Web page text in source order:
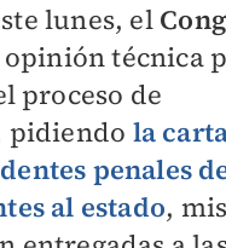
lunes, el
técnica
proceso de
pidiendo la
penales
al estado,